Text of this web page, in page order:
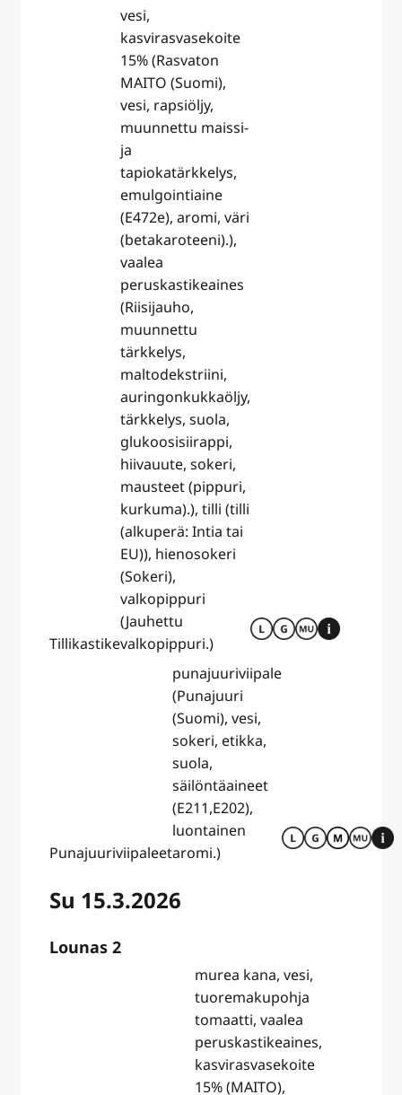
Tillikastike
vesi,
kasvirasvasekoite
15% (Rasvaton
MAITO (Suomi),
vesi, rapsiöljy,
muunnettu maissi-
ja
tapiokatärkkelys,
emulgointiaine
(E472e), aromi, väri
(betakaroteeni).),
vaalea
peruskastikeaines
(Riisijauho,
muunnettu
tärkkelys,
maltodekstriini,
auringonkukkaöljy,
tärkkelys, suola,
glukoosisiirappi,
hiivauute, sokeri,
mausteet (pippuri,
kurkuma).), tilli (tilli
(alkuperä: Intia tai
EU)), hienosokeri
(Sokeri),
valkopippuri
(Jauhettu
valkopippuri.)
Punajuuriviipaleet
punajuuriviipale
(Punajuuri
(Suomi), vesi,
sokeri, etikka,
suola,
säilöntäaineet
(E211,E202),
luontainen
aromi.)
Su 15.3.2026
Lounas 2
murea kana, vesi,
tuoremakupohja
tomaatti, vaalea
peruskastikeaines,
kasvirasvasekoite
15% (MAITO),